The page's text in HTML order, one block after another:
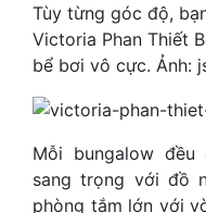
Tùy từng góc độ,
Victoria Phan Thiết
bể bơi vô cực. Ảnh:
Mỗi bungalow
sang trọng với đồ
phòng tắm lớn với